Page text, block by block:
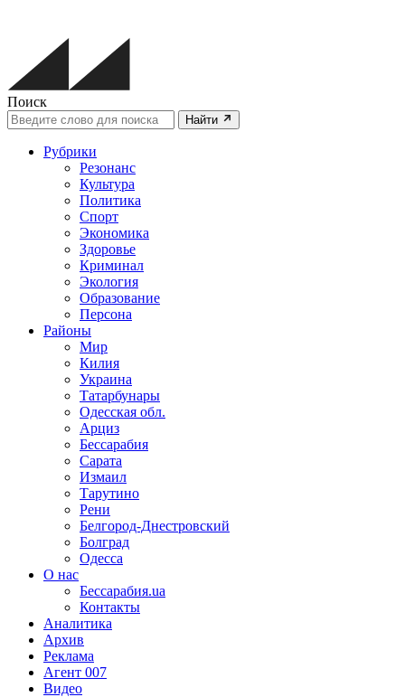
Поиск
Найти
Рубрики
Резонанс
Культура
Политика
Спорт
Экономика
Здоровье
Криминал
Экология
Образование
Персона
Районы
Мир
Килия
Украина
Татарбунары
Одесская обл.
Арциз
Бессарабия
Сарата
Измаил
Тарутино
Рени
Белгород-Днестровский
Болград
Одесса
О нас
Бессарабия.ua
Контакты
Аналитика
Архив
Реклама
Агент 007
Видео